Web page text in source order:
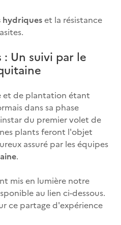
hydriqueset la résistance
: Un suivi par le
et de plantation étant
dans sa phase
du premier volet de
plants feront l'objet
assuré par les équipes
.
mis en lumière notre
au lien ci-dessous.
ce partage d'expérience